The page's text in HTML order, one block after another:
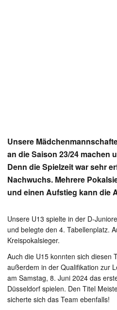
Unsere
an die Saison 23/24 machen
Denn die Spielzeit war sehr
Nachwuchs. Mehrere
und einen Aufstieg kann die
Unsere U13 spielte in der D-
und belegte den 4. Tabellenplatz.
Kreispokalsieger.
Auch die U15 konnten sich diesen
außerdem in der Qualifikation zur
am Samstag, 8. Juni 2024 das
Düsseldorf spielen. Den Titel
sicherte sich das Team ebenfalls!